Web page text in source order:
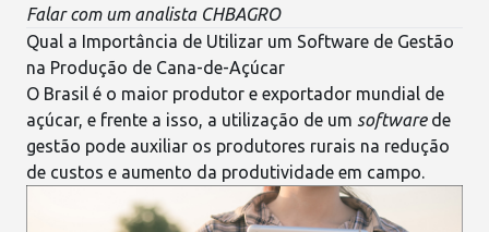
Falar com um analista CHBAGRO
Qual a Importância de Utilizar um Software de Gestão
na Produção de Cana-de-Açúcar
O Brasil é o maior produtor e exportador mundial de
açúcar, e frente a isso, a utilização de um softwarede
gestão pode auxiliar os produtores rurais na redução
de custos e aumento da produtividade em campo.